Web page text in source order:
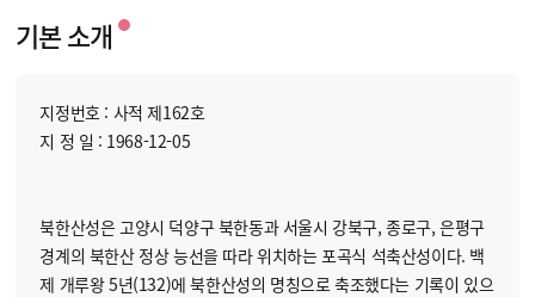
기본 소개
지정번호 : 사적 제162호
지 정 일 : 1968-12-05
북한산성은 고양시 덕양구 북한동과 서울시 강북구, 종로구, 은평구
경계의 북한산 정상 능선을 따라 위치하는 포곡식 석축산성이다. 백
제 개루왕 5년(132)에 북한산성의 명칭으로 축조했다는 기록이 있으